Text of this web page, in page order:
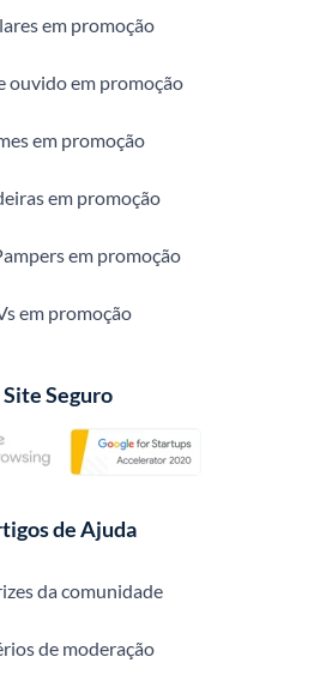
em promoção
ouvido em promoção
em promoção
em promoção
em promoção
em promoção
Site Seguro
de Ajuda
da comunidade
de moderação